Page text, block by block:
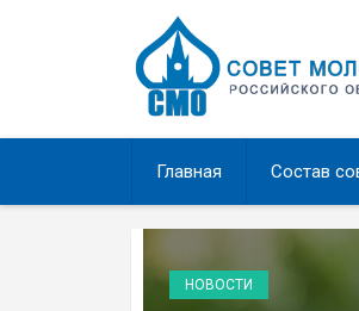
Главная Состав
НОВОСТИ